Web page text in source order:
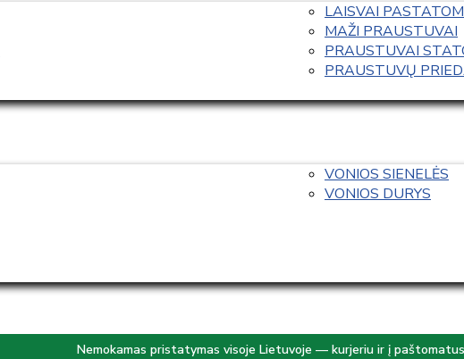
LAISVAI
MAŽI PRAUSTUVAI
PRAUSTUVAI
PRAUSTUVŲ
VONIOS SIENELĖS
VONIOS DURYS
Nemokamas pristatymas visoje Lietuvoje — kurjeriu ir į paštomatus